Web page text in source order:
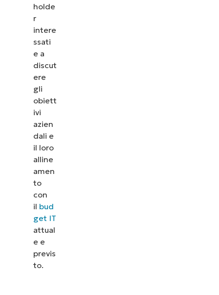
holde
r
intere
ssati
e a
discut
ere
gli
obiett
ivi
azien
dali e
il loro
alline
amen
to
con
il bud
get IT
attual
e e
previs
to.